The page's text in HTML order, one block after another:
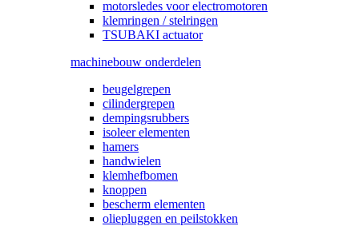
motorsledes voor electromotoren
klemringen / stelringen
TSUBAKI actuator
machinebouw onderdelen
beugelgrepen
cilindergrepen
dempingsrubbers
isoleer elementen
hamers
handwielen
klemhefbomen
knoppen
bescherm elementen
oliepluggen en peilstokken